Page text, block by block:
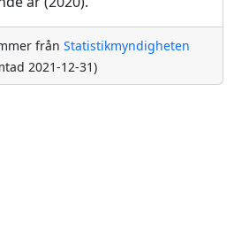
från Statistikmyndigheten
2021-12-31)